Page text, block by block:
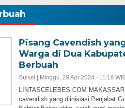
Pisang Cavendish
Warga di Dua
Berbuah
Sulsel | Minggu, 28 Apr 2024 - 11:18
LINTASCELEBES.COM
cavendish yang diinisiasi Penjabat